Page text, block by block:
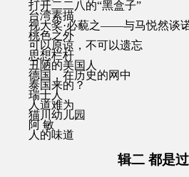
打开二二八的“黑盒子”
台湾素描
视大奖·必藐之——与马悦然谈
桃色之外
可以原谅，不可以遗忘
思想栏杆
丑陋的美国人
德国，在历史的网中
泰国来的？
瑞士人
人道难为
猫川幼儿园
阿 敏
人的味道
辑二 都是